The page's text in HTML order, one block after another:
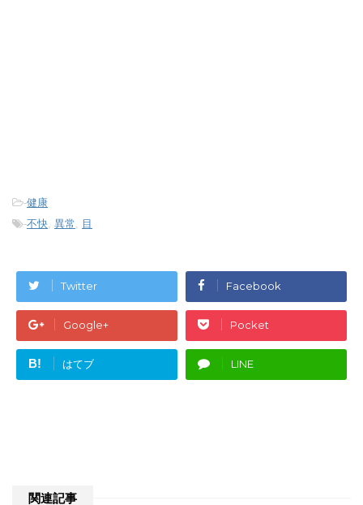
-健康
-不快 異常 目
Twitter Facebook
Google+ Pocket
B! はてブ LINE
関連記事